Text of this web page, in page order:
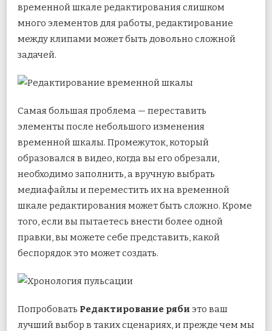
VEGAS
временной шкале редактирования слишком
много элементов для работы, редактирование
между клипами может быть довольно сложной
задачей.
Самая большая проблема — переставить
элементы после небольшого изменения
временной шкалы. Промежуток, который
образовался в видео, когда вы его обрезали,
необходимо заполнить, а вручную выбрать
медиафайлы и переместить их на временной
шкале редактирования может быть сложно. Кроме
того, если вы пытаетесь внести более одной
правки, вы можете себе представить, какой
беспорядок это может создать.
Попробовать Редактирование ряби это ваш
лучший выбор в таких сценариях, и прежде чем мы